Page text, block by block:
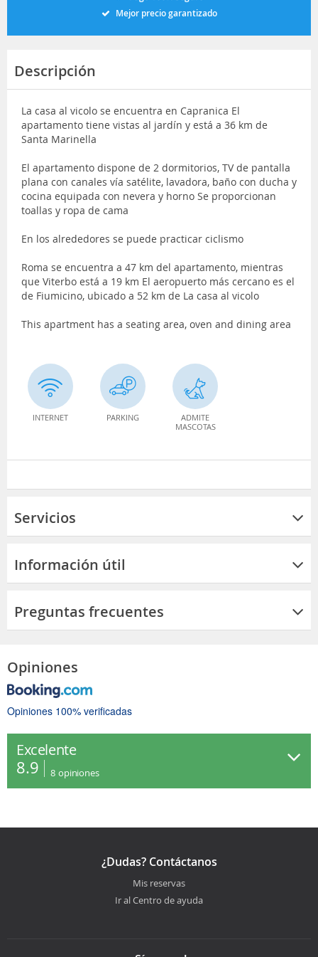
Mejor precio garantizado
Descripción
La casa al vicolo se encuentra en Capranica El
apartamento tiene vistas al jardín y está a 36 km de
Santa Marinella
El apartamento dispone de 2 dormitorios, TV de pantalla
plana con canales vía satélite, lavadora, baño con ducha y
cocina equipada con nevera y horno Se proporcionan
toallas y ropa de cama
En los alrededores se puede practicar ciclismo
Roma se encuentra a 47 km del apartamento, mientras
que Viterbo está a 19 km El aeropuerto más cercano es el
de Fiumicino, ubicado a 52 km de La casa al vicolo
This apartment has a seating area, oven and dining area
INTERNET PARKING
ADMITE
MASCOTAS
Servicios
Información útil
Preguntas frecuentes
Opiniones
Opiniones 100% verificadas
Excelente
8.9 8 opiniones
¿Dudas? Contáctanos
Mis reservas
Ir al Centro de ayuda